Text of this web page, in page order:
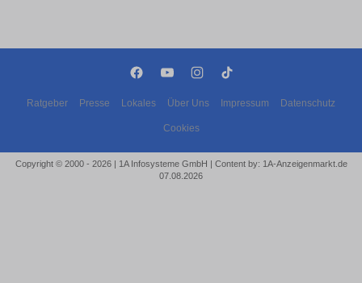
Ratgeber Presse Lokales Über Uns Impressum Datenschutz
Cookies
Copyright © 2000 - 2026 | 1A Infosysteme GmbH | Content by: 1A-Anzeigenmarkt.de
07.08.2026